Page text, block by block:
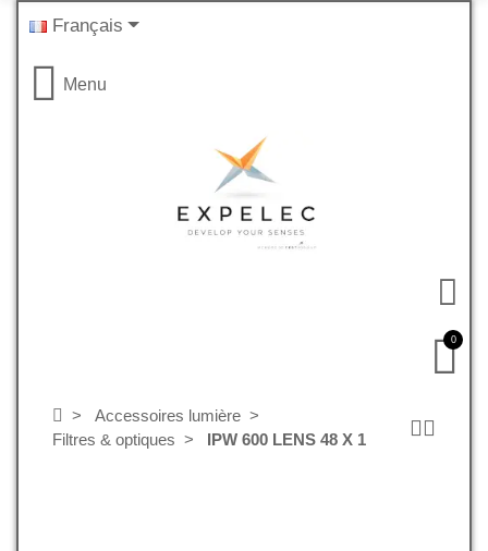
Français
Menu
0
Accessoires lumière
Filtres & optiques
IPW 600 LENS 48 X 1